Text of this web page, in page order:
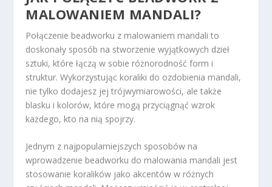
MALOWANIEM MANDALI?
Połączenie beadworku z malowaniem mandali to
doskonały sposób na stworzenie wyjątkowych dzieł
sztuki, które łączą w sobie różnorodność form i
struktur. Wykorzystując koraliki do ozdobienia mandali,
nie tylko dodajesz jej trójwymiarowości, ale także
blasku i kolorów, które mogą przyciągnąć wzrok
każdego, kto na nią spojrzy.
Jednym z najpopularniejszych sposobów na
wprowadzenie beadworku do malowania mandali jest
stosowanie koralików jako akcentów w różnych